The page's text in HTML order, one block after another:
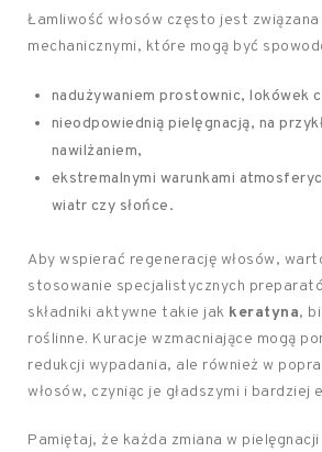
Łamliwość włosów często jest
mechanicznymi, które mogą być
nadużywaniem prostownic, lokówek
nieodpowiednią pielęgnacją, na
nawilżaniem,
ekstremalnymi warunkami
wiatr czy słońce.
Aby wspierać regenerację włosów,
stosowanie specjalistycznych
składniki aktywne takie jak keratyna,
roślinne. Kuracje wzmacniające mogą
redukcji wypadania, ale również w
włosów, czyniąc je gładszymi i bardziej
Pamiętaj, że każda zmiana w